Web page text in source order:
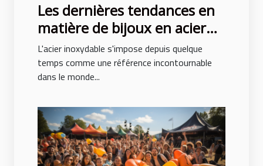
Les dernières tendances en
matière de bijoux en acier
inoxydable
L'acier inoxydable s'impose depuis quelque
temps comme une référence incontournable
dans le monde...